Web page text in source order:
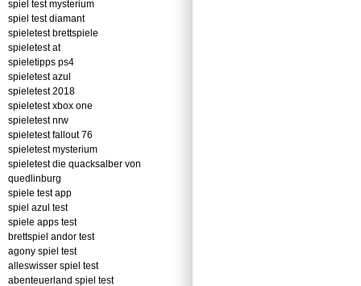
spiel test mysterium
spiel test diamant
spieletest brettspiele
spieletest at
spieletipps ps4
spieletest azul
spieletest 2018
spieletest xbox one
spieletest nrw
spieletest fallout 76
spieletest mysterium
spieletest die quacksalber von
quedlinburg
spiele test app
spiel azul test
spiele apps test
brettspiel andor test
agony spiel test
alleswisser spiel test
abenteuerland spiel test